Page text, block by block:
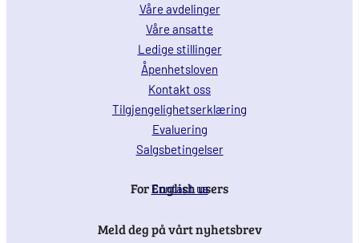
Våre avdelinger
Våre ansatte
Ledige stillinger
Åpenhetsloven
Kontakt oss
Tilgjengelighetserklæring
Evaluering
Salgsbetingelser
For English users
Contact us
Meld deg på vårt nyhetsbrev